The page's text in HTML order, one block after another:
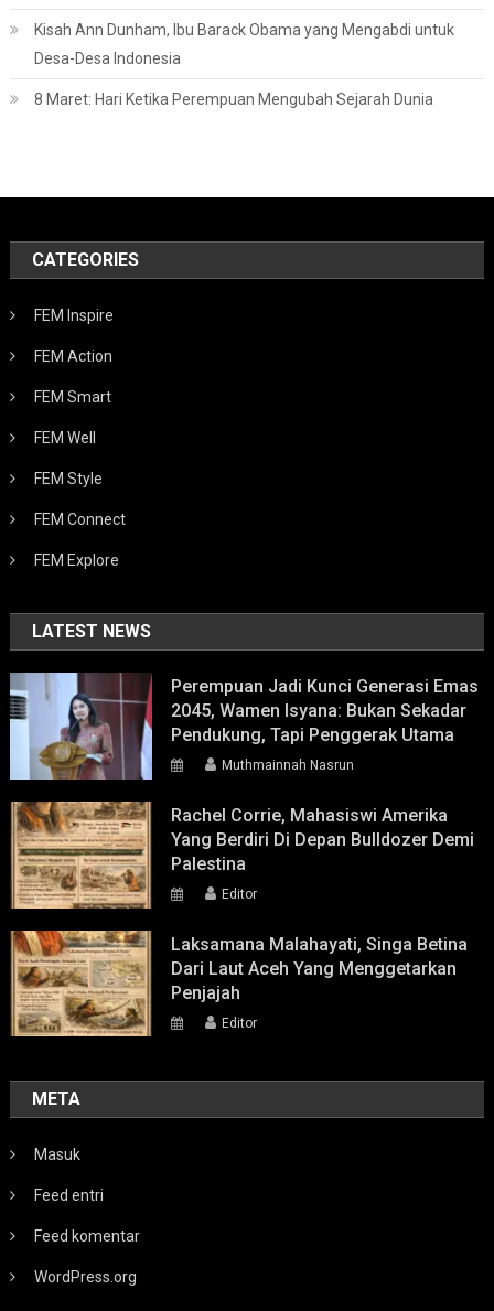
Kisah Ann Dunham, Ibu Barack Obama yang Mengabdi untuk
Desa-Desa Indonesia
8 Maret: Hari Ketika Perempuan Mengubah Sejarah Dunia
CATEGORIES
FEM Inspire
FEM Action
FEM Smart
FEM Well
FEM Style
FEM Connect
FEM Explore
LATEST NEWS
Perempuan Jadi Kunci Generasi Emas
2045, Wamen Isyana: Bukan Sekadar
Pendukung, Tapi Penggerak Utama
Muthmainnah Nasrun
Rachel Corrie, Mahasiswi Amerika
Yang Berdiri Di Depan Bulldozer Demi
Palestina
Editor
Laksamana Malahayati, Singa Betina
Dari Laut Aceh Yang Menggetarkan
Penjajah
Editor
META
Masuk
Feed entri
Feed komentar
WordPress.org